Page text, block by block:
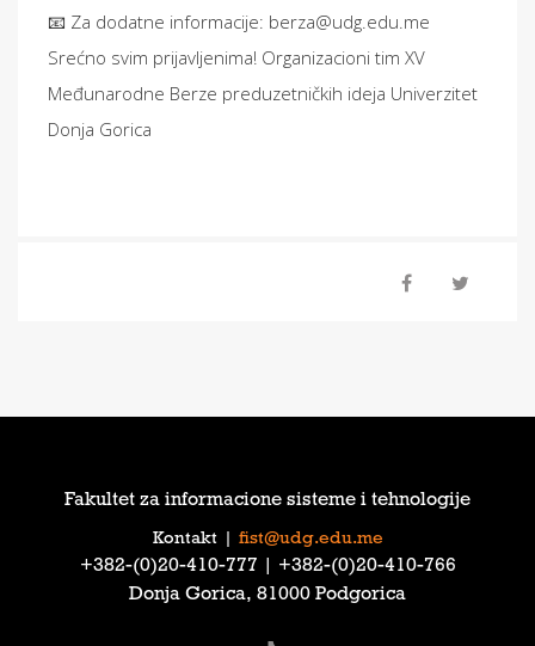
📧 Za dodatne informacije: berza@udg.edu.me
Srećno svim prijavljenima! Organizacioni tim XV
Međunarodne Berze preduzetničkih ideja Univerzitet
Donja Gorica
Fakultet za informacione sisteme i tehnologije
Kontakt fist@udg.edu.me
‎+382-(0)20-410-777‎ | ‎+382-(0)20-410-766‎
Donja Gorica, 81000 Podgorica